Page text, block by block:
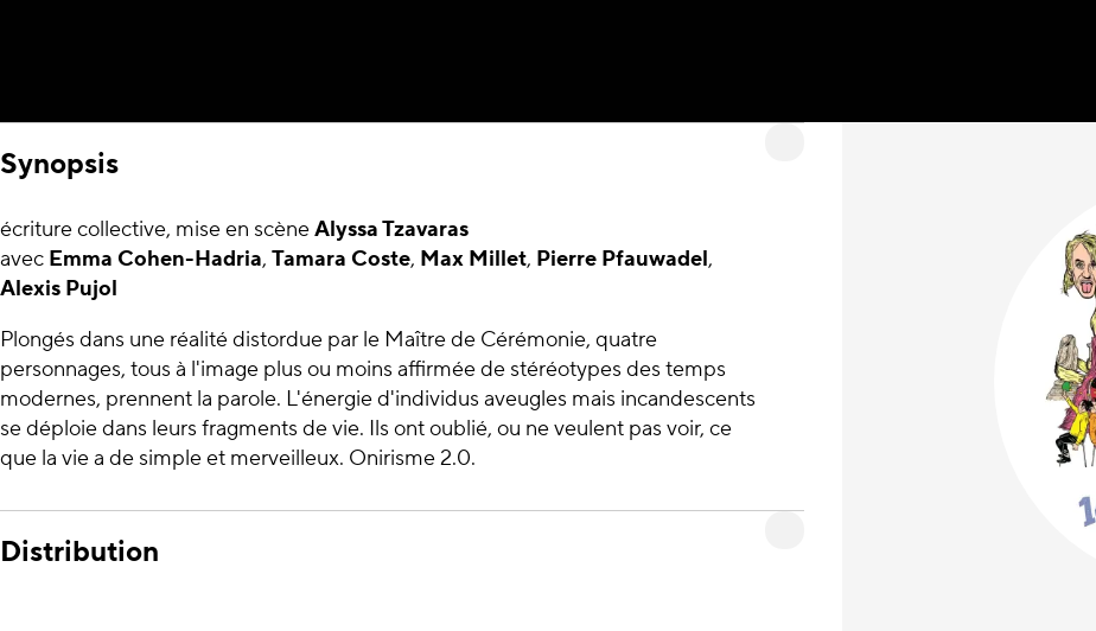
Synopsis
écriture collective, mise en scèneAlyssa Tzavaras
avec Emma Cohen-Hadria, Tamara Coste, Max Millet, Pierre Pfauwadel,
Alexis Pujol
Plongés dans une réalité distordue par le Maître de Cérémonie, quatre
personnages, tous à l'image plus ou moins affirmée de stéréotypes des temps
modernes, prennent la parole. L'énergie d'individus aveugles mais incandescents
se déploie dans leurs fragments de vie. Ils ont oublié, ou ne veulent pas voir, ce
que la vie a de simple et merveilleux. Onirisme 2.0.
Distribution